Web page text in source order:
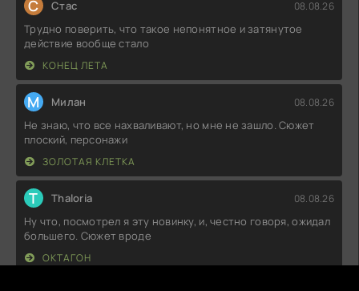
С Стас 08.08.26
Трудно поверить, что такое непонятное и затянутое
действие вообще стало
КОНЕЦ ЛЕТА
М Милан 08.08.26
Не знаю, что все нахваливают, но мне не зашло. Сюжет
плоский, персонажи
ЗОЛОТАЯ КЛЕТКА
T Thaloria 08.08.26
Ну что, посмотрел я эту новинку, и, честно говоря, ожидал
большего. Сюжет вроде
ОКТАГОН